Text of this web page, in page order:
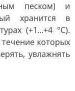
песком) и
хранится в
(+1...+4 °C).
течение которых
увлажнять